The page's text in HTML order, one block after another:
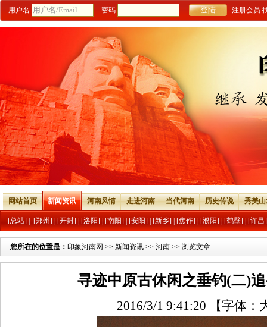
用户名 密码 注册会员
网站首页 新闻资讯 河南风情 走进河南 当代河南 历史传说 秀美
[总站] [郑州] [开封] [洛阳] [南阳] [安阳] [新乡] [焦作] [濮阳] [鹤壁] [许昌]
您所在的位置是： 印象河南网 >> 新闻资讯 >> 河南 >> 浏览文章
寻迹中原古休闲之垂钓(二)
2016/3/1 9:41:20 【字体：